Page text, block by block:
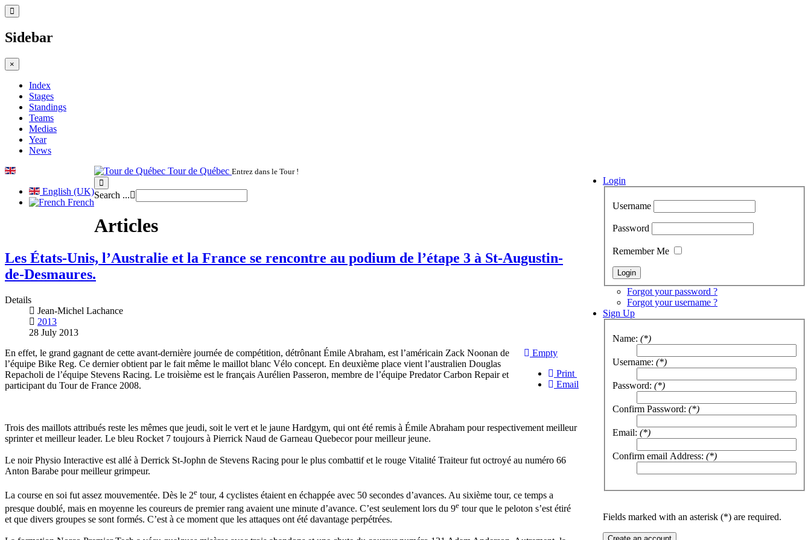
Sidebar
×
Index
Stages
Standings
Teams
Medias
Year
News
English (UK)
French
Login
Username
Password
Remember Me
Forgot your password ?
Forgot your username ?
Sign Up
Name: (*)
Username: (*)
Password: (*)
Confirm Password: (*)
Email: (*)
Confirm email Address: (*)
Fields marked with an asterisk (*) are required.
Tour de Québec Entrez dans le Tour !
Search ...
Articles
Les États-Unis, l’Australie et la France se rencontre au podium de l’étape 3 à St-Augustin-
de-Desmaures.
Details
Jean-Michel Lachance
2013
28 July 2013
Empty
Print
Email
En effet, le grand gagnant de cette avant-dernière journée de compétition, détrônant Émile Abraham, est l’américain Zack Noonan de
l’équipe Bike Reg. Ce dernier obtient par le fait même le maillot blanc Vélo concept. En deuxième place vient l’australien Douglas
Repacholi de l’équipe Stevens Racing. Le troisième est le français Aurélien Passeron, membre de l’équipe Predator Carbon Repair et
participant du Tour de France 2008.
Trois des maillots attribués reste les mêmes que jeudi, soit le vert et le jaune Hardgym, qui ont été remis à Émile Abraham pour respectivement meilleur
sprinter et meilleur leader. Le bleu Rocket 7 toujours à Pierrick Naud de Garneau Quebecor pour meilleur jeune.
Le noir Physio Interactive est allé à Derrick St-Jophn de Stevens Racing pour le plus combattif et le rouge Vitalité Traiteur fut octroyé au numéro 66
Anton Barabe pour meilleur grimpeur.
La course en soi fut assez mouvementée. Dès le 2e tour, 4 cyclistes étaient en échappée avec 50 secondes d’avances. Au sixième tour, ce temps a
presque doublé, mais en moyenne les coureurs de premier rang avaient une minute d’avance. C’est seulement lors du 9e tour que le peloton s’est étiré
et que divers groupes se sont formés. C’est à ce moment que les attaques ont été davantage perpétrées.